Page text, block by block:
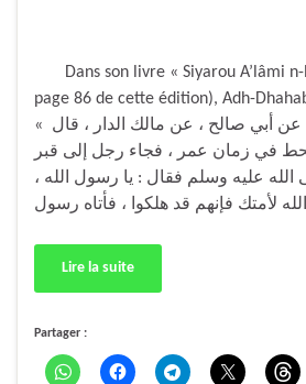
Dans son livre « Siyarou A’lâmi n-
page 86 de cette édition), Adh-
« وقال الأعمش : عن أبي صالح ، عن مالك الدار ، قال
في زمان عمر ، فجاء رجل إلى قبر
عليه وسلم فقال : يا رسول الله ،
Lire la suite
Partager :